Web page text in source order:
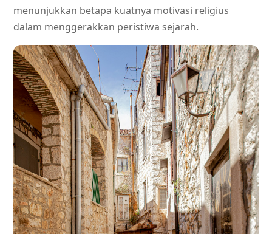
menunjukkan betapa kuatnya motivasi religius
dalam menggerakkan peristiwa sejarah.